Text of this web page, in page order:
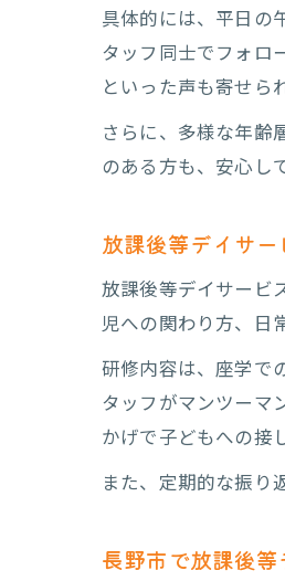
具体的には、平日の
タッフ同士でフォロ
といった声も寄せら
さらに、多様な年齢
のある方も、安心し
放課後等デイサ
放課後等デイサービ
児への関わり方、日
研修内容は、座学で
タッフがマンツーマ
かげで子どもへの接
また、定期的な振り
長野市で放課後